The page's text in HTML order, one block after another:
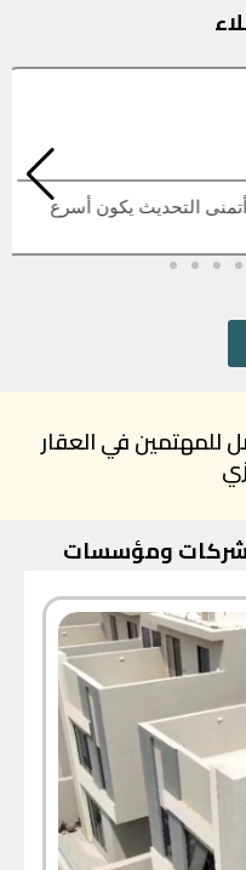
التحديث يكون أسرع
في العقار
شركات ومؤسسات